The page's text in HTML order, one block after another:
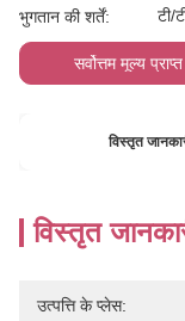
भुगतान की शर्तें: टी/
सर्वोत्तम मूल्य
विस्तृत
विस्तृत
उत्पत्ति के प्लेस: